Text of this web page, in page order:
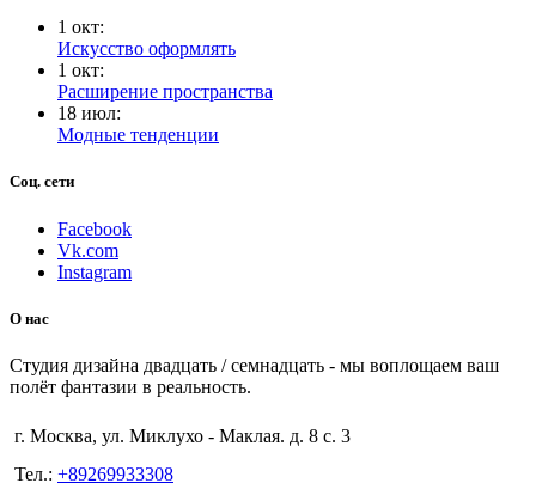
1 окт:
Искусство оформлять
1 окт:
Расширение пространства
18 июл:
Модные тенденции
Соц. сети
Facebook
Vk.com
Instagram
О нас
Студия дизайна двадцать / семнадцать - мы воплощаем ваш
полёт фантазии в реальность.
г. Москва, ул. Миклухо - Маклая. д. 8 с. 3
Тел.: +89269933308